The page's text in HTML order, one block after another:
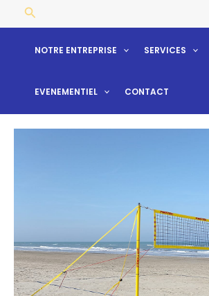
au
contenu
Rechercher
NOTRE ENTREPRISE SERVICES
EVENEMENTIEL CONTACT